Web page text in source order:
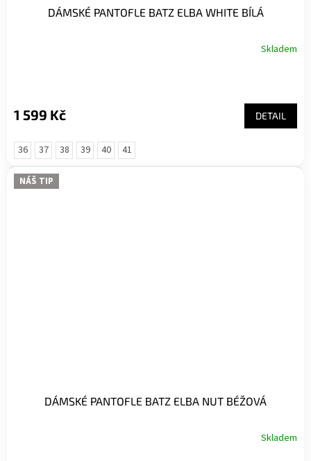
DÁMSKÉ PANTOFLE BATZ ELBA WHITE BÍLÁ
Skladem
1 599 Kč DETAIL
36 37 38 39 40 41
NÁŠ TIP
DÁMSKÉ PANTOFLE BATZ ELBA NUT BÉŽOVÁ
Skladem